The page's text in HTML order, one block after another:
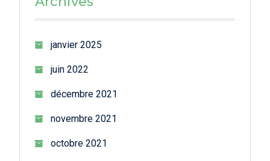
janvier 2025
juin 2022
décembre 2021
novembre 2021
octobre 2021